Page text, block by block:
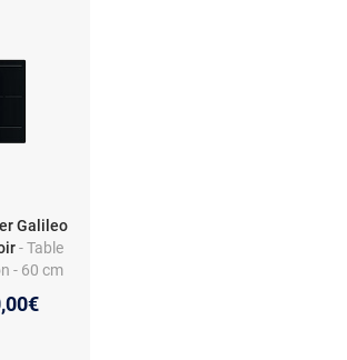
Galileo
- Table
- 60 cm
prix :